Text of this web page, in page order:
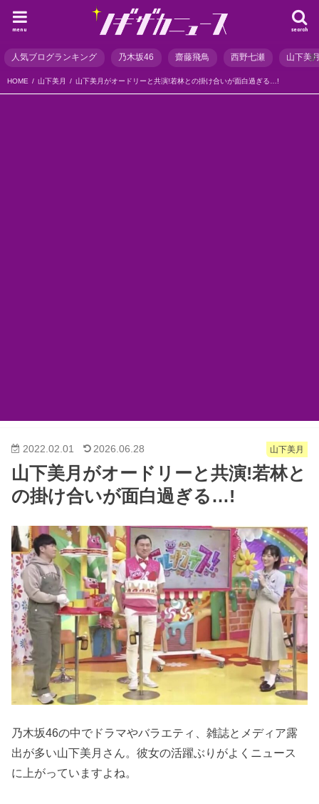
search
menu
人気ブログランキング 乃木坂46 齋藤飛鳥 西野七瀬 山下美
HOME 山下美月 山下美月がオードリーと共演!若林との掛け合いが面白過ぎる…!
山下美月
2022.02.01 2026.06.28
山下美月がオードリーと共演!若林と
の掛け合いが面白過ぎる…!
乃木坂46の中でドラマやバラエティ、雑誌とメディア露
出が多い山下美月さん。彼女の活躍ぶりがよくニュース
に上がっていますよね。